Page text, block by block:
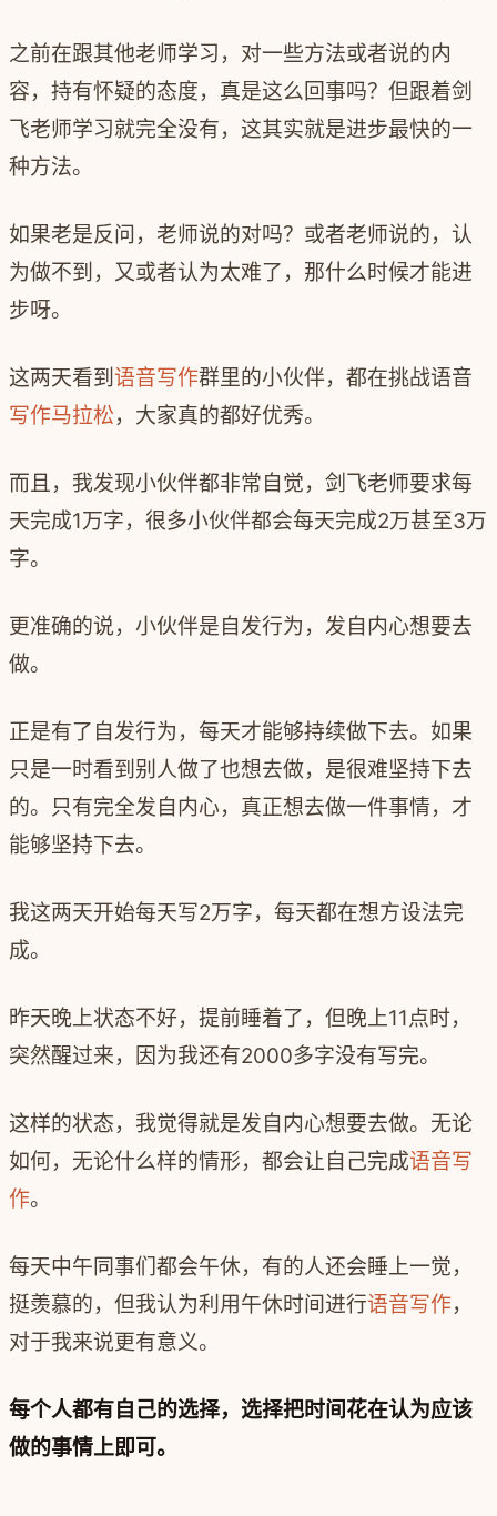
之前在跟其他老师学习，对一些方法或者说的内
容，持有怀疑的态度，真是这么回事吗？但跟着剑
飞老师学习就完全没有，这其实就是进步最快的一
种方法。
如果老是反问，老师说的对吗？或者老师说的，认
为做不到，又或者认为太难了，那什么时候才能进
步呀。
这两天看到 语音写作群里的小伙伴，都在挑战语音
写作马拉松，大家真的都好优秀。
而且，我发现小伙伴都非常自觉，剑飞老师要求每
天完成1万字，很多小伙伴都会每天完成2万甚至3万
字。
更准确的说，小伙伴是自发行为，发自内心想要去
做。
正是有了自发行为，每天才能够持续做下去。如果
只是一时看到别人做了也想去做，是很难坚持下去
的。只有完全发自内心，真正想去做一件事情，才
能够坚持下去。
我这两天开始每天写2万字，每天都在想方设法完
成。
昨天晚上状态不好，提前睡着了，但晚上11点时，
突然醒过来，因为我还有2000多字没有写完。
这样的状态，我觉得就是发自内心想要去做。无论
如何，无论什么样的情形，都会让自己完成语音写
作。
每天中午同事们都会午休，有的人还会睡上一觉，
挺羡慕的，但我认为利用午休时间进行语音写作，
对于我来说更有意义。
每个人都有自己的选择，选择把时间花在认为应该
做的事情上即可。